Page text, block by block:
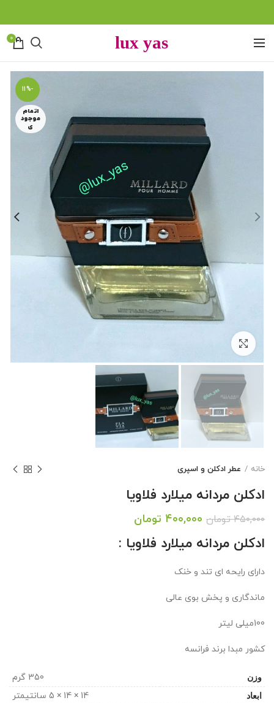
0
-11%
اتمام
موجود
ی
خانه عطر ادکلن و اسپری
ادکلن مردانه میلارد فلاویا
۴۵۰,۰۰۰ تومان قیمت
۴۵۰,۰۰۰ تومان
۴۰۰,۰۰۰ تومان
۴۰۰,۰۰۰ تومان.
ادکلن مردانه میلارد فلاویا :
دارای رایحه ای تند و خنک
ماندگاری و پخش بوی عالی
100میلی لیتر
کشور مبدا برند فرانسه
وزن 350 گرم
ابعاد 14 × 14 × 5 سانتیمتر